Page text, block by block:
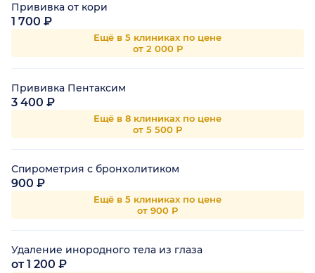
Прививка от кори
1 700 ₽
Ещё в 5 клиниках по цене
от 2 000 Р
Прививка Пентаксим
3 400 ₽
Ещё в 8 клиниках по цене
от 5 500 Р
Спирометрия с бронхолитиком
900 ₽
Ещё в 5 клиниках по цене
от 900 Р
Удаление инородного тела из глаза
от 1 200 ₽